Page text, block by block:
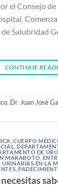
el Consejo
de Salubridad
CONTINUE
, Dr. Juan José
,CUERPO
,
DE
MARABOTO
URINARIAS EN LA